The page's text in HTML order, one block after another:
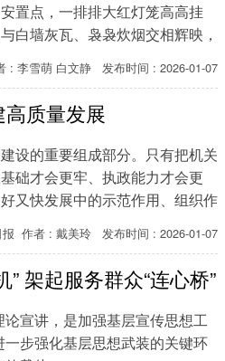
置点，一排排大红灯笼高高挂
白墙灰瓦、袅袅炊烟交相辉映，
: 李雪萌 白文静 发布时间 : 2026-01-07
质量发展
设的重要组成部分。只有把机关
础才会更牢、执政能力才会更
又快发展中的示范作用、组织作
报 作者 : 戴美玲 发布时间 : 2026-01-07
” 架起服务群众“连心桥”
论宣讲，是加强基层宣传思想工
一步强化基层思想武装的关键环